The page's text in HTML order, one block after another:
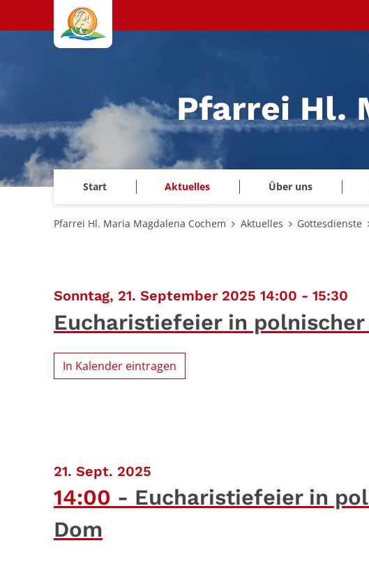
Zum Inhalt springen
Pfarrei Hl.
Start Aktuelles Über uns
Pfarrei Hl. Maria Magdalena Cochem Aktuelles Gottesdienste
Sonntag, 21. September 2025 14:00 - 15:30
Eucharistiefeier in
In Kalender eintragen
21. Sept. 2025
14:00
Eucharistiefeier in
Dom